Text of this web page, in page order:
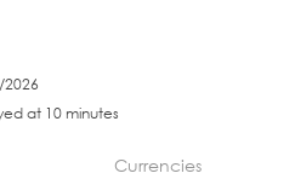
at 10 minutes
Currencies